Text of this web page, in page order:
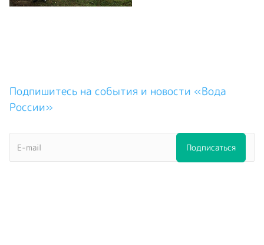
Подпишитесь на события и новости «Вода
России»